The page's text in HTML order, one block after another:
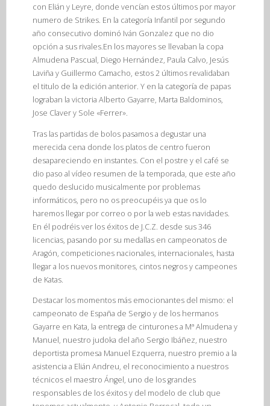
con Elián y Leyre, donde vencían estos últimos por mayor
numero de Strikes. En la categoría Infantil por segundo
año consecutivo dominó Iván Gonzalez que no dio
opción a sus rivales.En los mayores se llevaban la copa
Almudena Pascual, Diego Hernández, Paula Calvo, Jesús
Laviña y Guillermo Camacho, estos 2 últimos revalidaban
el titulo de la edición anterior. Y en la categoría de papas
lograban la victoria Alberto Gayarre, Marta Baldominos,
Jose Claver y Sole «Ferrer».
Tras las partidas de bolos pasamos a degustar una
merecida cena donde los platos de centro fueron
desapareciendo en instantes. Con el postre y el café se
dio paso al vídeo resumen de la temporada, que este año
quedo deslucido musicalmente por problemas
informáticos, pero no os preocupéis ya que os lo
haremos llegar por correo o por la web estas navidades.
En él podréis ver los éxitos de J.C.Z. desde sus 346
licencias, pasando por su medallas en campeonatos de
Aragón, competiciones nacionales, internacionales, hasta
llegar a los nuevos monitores, cintos negros y campeones
de Katas.
Destacar los momentos más emocionantes del mismo: el
campeonato de España de Sergio y de los hermanos
Gayarre en Kata, la entrega de cinturones a Mª Almudena y
Manuel, nuestro judoka del año Sergio Ibáñez, nuestro
deportista promesa Manuel Ezquerra, nuestro premio a la
asistencia a Elián Andreu, el reconocimiento a nuestros
técnicos el maestro Ángel, uno de los grandes
responsables de los éxitos y del modelo de club que